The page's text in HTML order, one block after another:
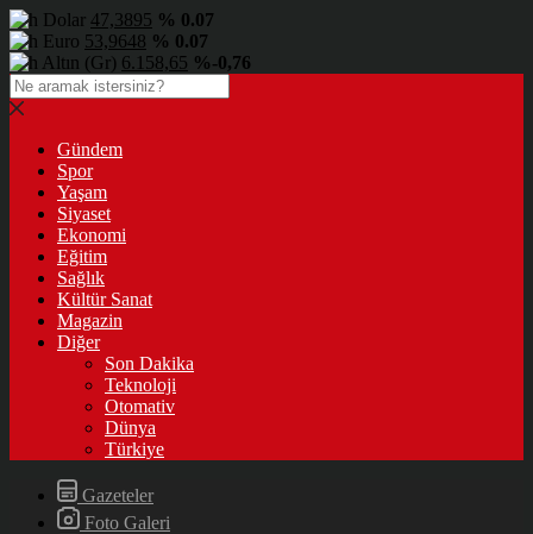
Dolar 47,3895 % 0.07
Euro 53,9648 % 0.07
Altın (Gr) 6.158,65 %-0,76
Gündem
Spor
Yaşam
Siyaset
Ekonomi
Eğitim
Sağlık
Kültür Sanat
Magazin
Diğer
Son Dakika
Teknoloji
Otomativ
Dünya
Türkiye
Gazeteler
Foto Galeri